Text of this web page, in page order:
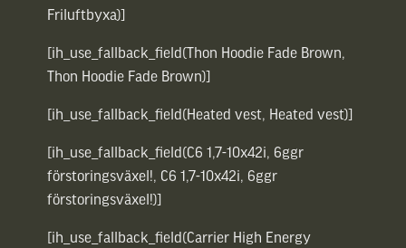
Friluftbyxa)]
[ih_use_fallback_field(Thon Hoodie Fade Brown,
Thon Hoodie Fade Brown)]
[ih_use_fallback_field(Heated vest, Heated vest)]
[ih_use_fallback_field(C6 1,7-10x42i, 6ggr
förstoringsväxel!, C6 1,7-10x42i, 6ggr
förstoringsväxel!)]
[ih_use_fallback_field(Carrier High Energy